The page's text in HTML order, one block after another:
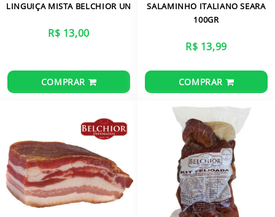
LINGUIÇA MISTA BELCHIOR UN
R$ 13,00
COMPRAR
SALAMINHO ITALIANO SEARA
100GR
R$ 13,99
COMPRAR